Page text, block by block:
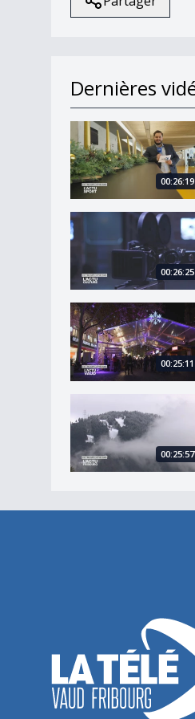
Dernières
L&#039;actualité
00:26:19
L&#039;actualité
00:26:25
La rétrospective
00:25:11
La rétrospective
00:25:57